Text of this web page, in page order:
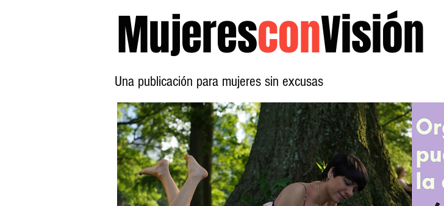
MujeresconVisión
Una publicación para mujeres sin excusas